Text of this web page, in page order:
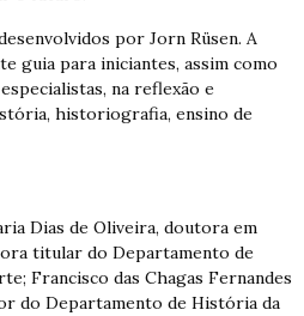
por Jorn Rüsen. A
guia para iniciantes, assim como
na reflexão e
historiografia, ensino de
Dias de Oliveira, doutora em
titular do Departamento de
Francisco das Chagas Fernandes
do Departamento de História da